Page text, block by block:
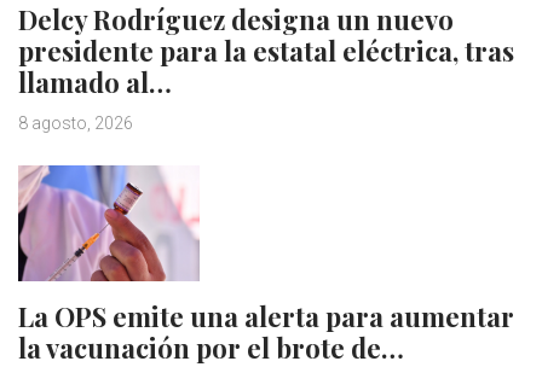
Delcy Rodríguez designa un nuevo
presidente para la estatal eléctrica, tras
llamado al…
8 agosto, 2026
La OPS emite una alerta para aumentar
la vacunación por el brote de…